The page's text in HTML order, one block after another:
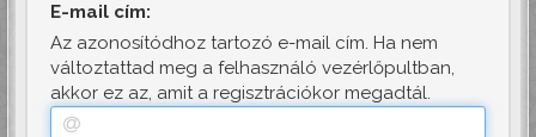
E-mail cím:
Az azonosítódhoz tartozó e-mail cím. Ha nem
változtattad meg a felhasználó vezérlőpultban,
akkor ez az, amit a regisztrációkor megadtál.